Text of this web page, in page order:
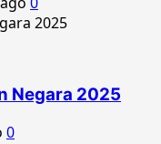
Negara 2025
0